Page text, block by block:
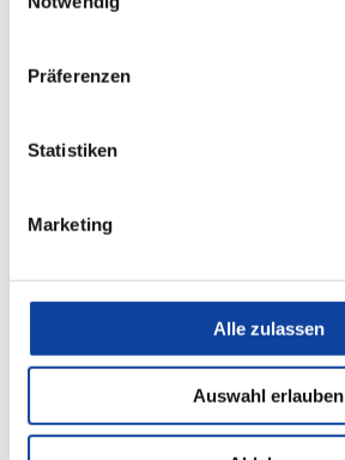
Präferenzen
Statistiken
Marketing
Alle zulassen
Auswahl erlauben